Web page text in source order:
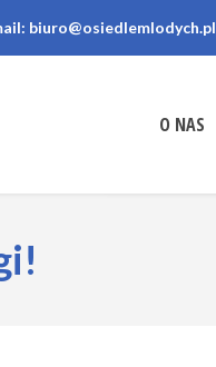
biuro@osiedlemlodych.pl
O NAS